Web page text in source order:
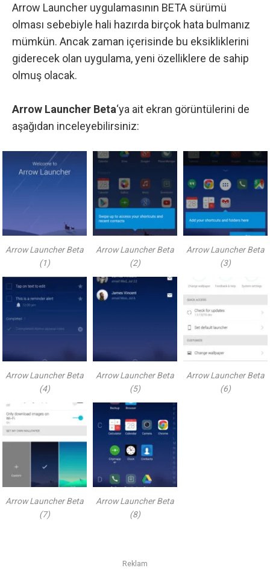
Arrow Launcher uygulamasının BETA sürümü
olması sebebiyle hali hazırda birçok hata bulmanız
mümkün. Ancak zaman içerisinde bu eksikliklerini
giderecek olan uygulama, yeni özelliklere de sahip
olmuş olacak.
Arrow Launcher Beta‘ya ait ekran görüntülerini de
aşağıdan inceleyebilirsiniz:
Arrow Launcher Beta
(1)
Arrow Launcher Beta
(2)
Arrow Launcher Beta
(3)
Arrow Launcher Beta
(4)
Arrow Launcher Beta
(5)
Arrow Launcher Beta
(6)
Arrow Launcher Beta
(7)
Arrow Launcher Beta
(8)
Reklam